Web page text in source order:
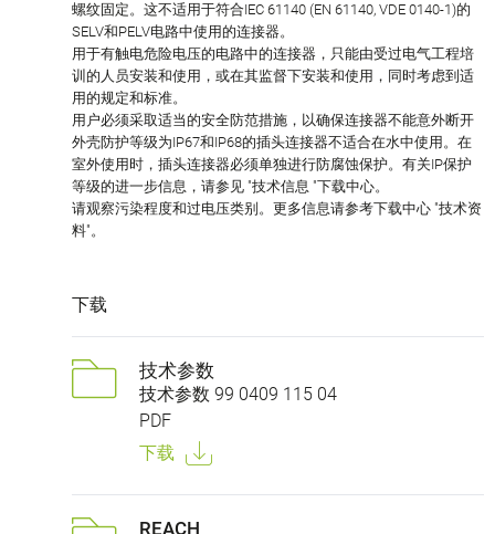
螺纹固定。这不适用于符合IEC 61140 (EN 61140, VDE 0140-1)的
SELV和PELV电路中使用的连接器。
用于有触电危险电压的电路中的连接器，只能由受过电气工程培
训的人员安装和使用，或在其监督下安装和使用，同时考虑到适
用的规定和标准。
用户必须采取适当的安全防范措施，以确保连接器不能意外断开
外壳防护等级为IP67和IP68的插头连接器不适合在水中使用。在
室外使用时，插头连接器必须单独进行防腐蚀保护。有关IP保护
等级的进一步信息，请参见 "技术信息 "下载中心。
请观察污染程度和过电压类别。更多信息请参考下载中心 "技术资
料"。
下载
技术参数
技术参数 99 0409 115 04
PDF
下载
REACH